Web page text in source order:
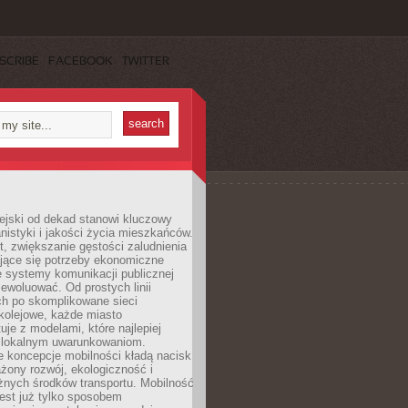
FACEBOOK TWITTER
od dekad stanowi kluczowy
i jakości życia mieszkańców.
zwiększanie gęstości zaludnienia
się potrzeby ekonomiczne
systemy komunikacji publicznej
Od prostych linii
po skomplikowane sieci
każde miasto
z modelami, które najlepiej
uwarunkowaniom.
koncepcje mobilności kładą nacisk
rozwój, ekologiczność i
środków transportu. Mobilność
już tylko sposobem